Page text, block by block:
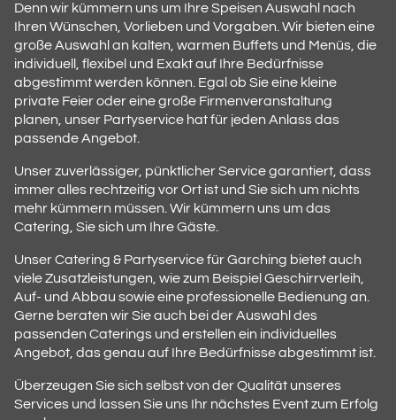
Denn wir kümmern uns um Ihre Speisen Auswahl nach
Ihren Wünschen, Vorlieben und Vorgaben. Wir bieten eine
große Auswahl an kalten, warmen Buffets und Menüs, die
individuell, flexibel und Exakt auf Ihre Bedürfnisse
abgestimmt werden können. Egal ob Sie eine kleine
private Feier oder eine große Firmenveranstaltung
planen, unser Partyservice hat für jeden Anlass das
passende Angebot.
Unser zuverlässiger, pünktlicher Service garantiert, dass
immer alles rechtzeitig vor Ort ist und Sie sich um nichts
mehr kümmern müssen. Wir kümmern uns um das
Catering, Sie sich um Ihre Gäste.
Unser Catering & Partyservice für Garching bietet auch
viele Zusatzleistungen, wie zum Beispiel Geschirrverleih,
Auf- und Abbau sowie eine professionelle Bedienung an.
Gerne beraten wir Sie auch bei der Auswahl des
passenden Caterings und erstellen ein individuelles
Angebot, das genau auf Ihre Bedürfnisse abgestimmt ist.
Überzeugen Sie sich selbst von der Qualität unseres
Services und lassen Sie uns Ihr nächstes Event zum Erfolg